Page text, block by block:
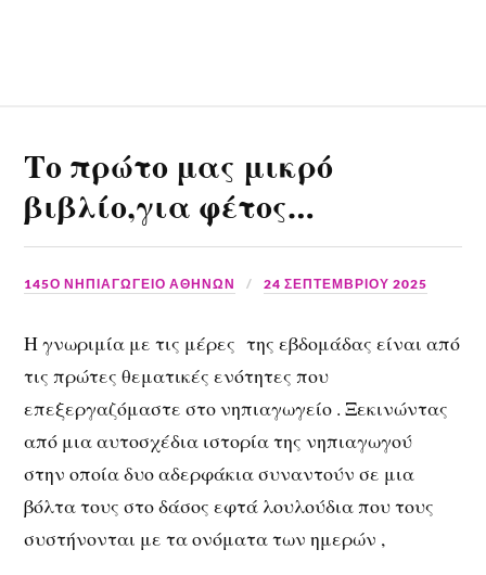
Το πρώτο μας μικρό
βιβλίο,για φέτος…
145Ο ΝΗΠΙΑΓΩΓΕΙΟ ΑΘΗΝΩΝ 24 ΣΕΠΤΕΜΒΡΊΟΥ 2025
Η γνωριμία με τις μέρες της εβδομάδας είναι από
τις πρώτες θεματικές ενότητες που
επεξεργαζόμαστε στο νηπιαγωγείο . Ξεκινώντας
από μια αυτοσχέδια ιστορία της νηπιαγωγού
στην οποία δυο αδερφάκια συναντούν σε μια
βόλτα τους στο δάσος εφτά λουλούδια που τους
συστήνονται με τα ονόματα των ημερών ,